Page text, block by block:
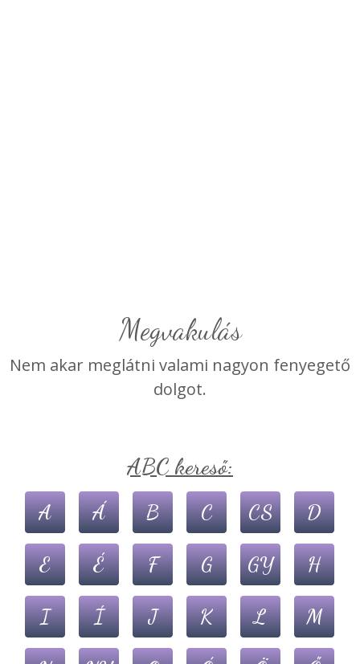
Megvakulás
Nem akar meglátni valami nagyon fenyegető
dolgot.
ABC kereső:
A Á B C CS D
E É F G GY H
I Í J K L M